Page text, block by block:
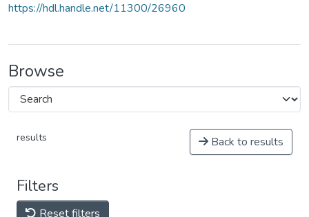
https://hdl.handle.net/11300/26960
Browse
results Back to results
Filters
Reset filters